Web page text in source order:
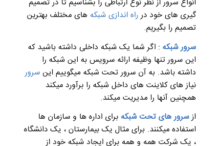
انواع سرور از نظر نوع ارتباطی را بشناسیم تا در تصمیم
گیری های خود درراه اندازی شبکه های مختلف بهترین
تصمیم را بگیریم.
سرور شبکه : اگر شما یک ‌شبکه ‌داخلی داشته باشید که
این سرور تنها وظیفه ارائه سرویس به این شبکه را
داشته باشد. به آن سرور تحت شبکه میگوییم این سرور
نیاز های کلاینت های داخل شبکه را برآورد میکند
همچنین آنها را مدیریت میکند.
ازسرور های تحت شبکه برای اداره ها و سازمان ها
استفاده میکنند. برای مثال یک بیمارستان ، یک دانشگاه
، یک شرکت همه و همه برای ایجاد شبکه خود از